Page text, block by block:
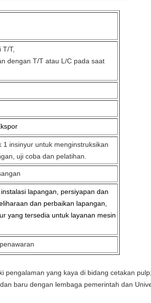
T/T,
dengan T/T atau L/C pada saat
1 insinyur untuk menginstruksikan
uji coba dan pelatihan.
lapangan, persiyapan dan
dan perbaikan lapangan,
yang tersedia untuk layanan mesin
pengalaman yang kaya di bidang cetakan pulp;
baru dengan lembaga pemerintah dan